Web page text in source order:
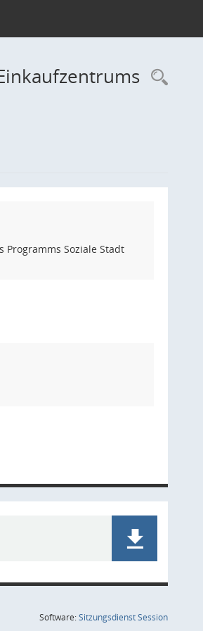
Soziale Stadt
Software:SitzungsdienstSession(Wird in